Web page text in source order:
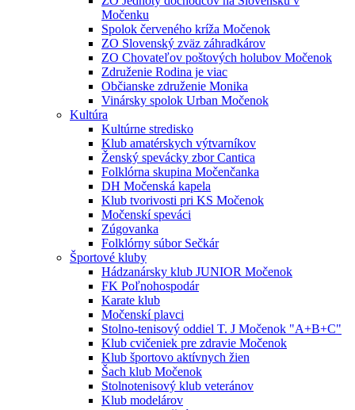
Močenku
Spolok červeného kríža Močenok
ZO Slovenský zväz záhradkárov
ZO Chovateľov poštových holubov Močenok
Združenie Rodina je viac
Občianske združenie Monika
Vinársky spolok Urban Močenok
Kultúra
Kultúrne stredisko
Klub amatérskych výtvarníkov
Ženský spevácky zbor Cantica
Folklórna skupina Močenčanka
DH Močenská kapela
Klub tvorivosti pri KS Močenok
Močenskí speváci
Zúgovanka
Folklórny súbor Sečkár
Športové kluby
Hádzanársky klub JUNIOR Močenok
FK Poľnohospodár
Karate klub
Močenskí plavci
Stolno-tenisový oddiel T. J Močenok "A+B+C"
Klub cvičeniek pre zdravie Močenok
Klub športovo aktívnych žien
Šach klub Močenok
Stolnotenisový klub veteránov
Klub modelárov